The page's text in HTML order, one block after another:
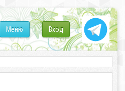
Вход
Меню